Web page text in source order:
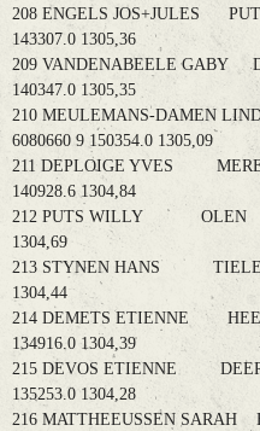
208 ENGELS JOS+JULES
143307.0 1305,36
209 VANDENABEELE GABY
140347.0 1305,35
210 MEULEMANS-DAMEN
6080660 9 150354.0 1305,09
211 DEPLOIGE YVES
140928.6 1304,84
212 PUTS WILLY OLEN
1304,69
213 STYNEN HANS TIELEN
1304,44
214 DEMETS ETIENNE
134916.0 1304,39
215 DEVOS ETIENNE
135253.0 1304,28
216 MATTHEEUSSEN